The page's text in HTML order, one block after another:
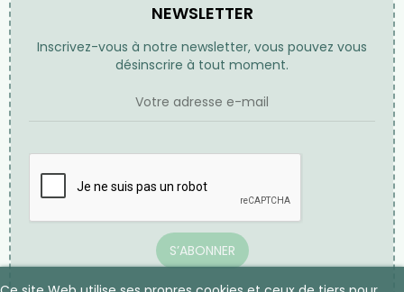
NEWSLETTER
Inscrivez-vous à notre newsletter, vous pouvez vous
désinscrire à tout moment.
S’ABONNER